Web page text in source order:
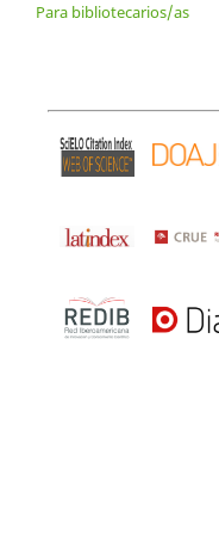
Para bibliotecarios/as